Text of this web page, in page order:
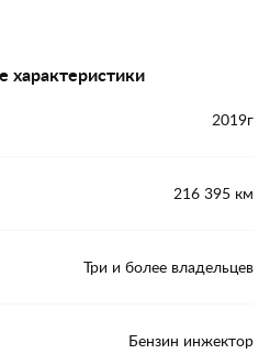
характеристики
2019г
216 395 км
Три и более владельцев
Бензин инжектор